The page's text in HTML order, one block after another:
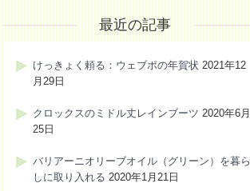
最近の記事
けっきょく頼る：ウェブポの年賀状 2021年12
月29日
クロックスのミドル丈レインブーツ 2020年6月
25日
バリアーニオリーブオイル（グリーン）を暮ら
しに取り入れる 2020年1月21日